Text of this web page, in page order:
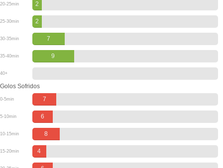
20-25min 2
25-30min 2
30-35min 7
35-40min 9
40+
Golos Sofridos
0-5min 7
5-10min 6
10-15min 8
15-20min 4